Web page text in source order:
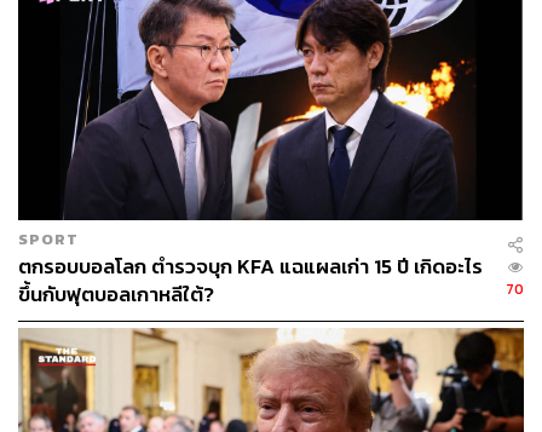
จำนวนเงินฝากในธนาคารพาณิชย์ทั้งหมดในสหรัฐฯ ที่ 17.61
ล้านล้านดอลลาร์ (หรือราว 606,857,657 ล้านบาท) ตาม
ข้อมูลจาก Federal Reserve Economic Data (FRED)
สำหรับประเทศไทย สถาบันคุ้มครองเงินฝาก (สคฝ.) เปิดเผย
กับ THE STANDARD WEALTH ว่าเงินในกองทุนอยู่ที่ 1.37
แสนล้านบาท ณ สิ้นปี 2565 ขณะที่เงินฝากที่ได้รับความ
คุ้มครอง มีจำนวนทั้งสิ้น 16.17 ล้านล้านบาท เพิ่มขึ้นจากสิ้น
ปี 2564 จำนวน 5.80 แสนล้านบาท หรือเพิ่มขึ้น 3.72% (YoY)
ขณะที่ผู้ฝากที่ได้รับความคุ้มครองเต็มจำนวน (เนื่องจากมีเงิน
ฝากไม่เกิน 1 ล้านบาท) อยู่ที่ 98.01% ของผู้ฝากทั้งหมด
ทั้งนี้ จำนวนเงินฝากของธนาคารพาณิชย์ทั้งระบบ ตามข้อมูล
จากธนาคารแห่งประเทศไทย (ธปท.) อยู่ที่ 16,784,193 ล้าน
บาท ณ เดือนมกราคม 2566
SPORT
ตกรอบบอลโลก ตำรวจบุก KFA แฉแผลเก่า 15 ปี เกิดอะไร
ขึ้นกับฟุตบอลเกาหลีใต้?
70